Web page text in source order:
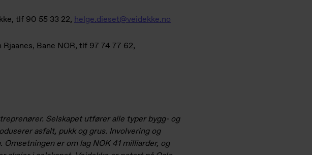
tlf 90 55 33 22, helge.dieset@veidekke.no
Bane NOR, tlf 97 74 77 62,
Selskapet utfører alle typer bygg- og
asfalt, pukk og grus. Involvering og
er om lag NOK 41 milliarder, og